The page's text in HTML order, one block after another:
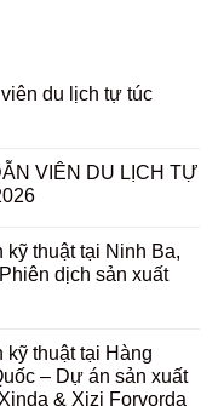
du lịch tự túc
VIÊN DU LỊCH TỰ
kỹ thuật tại Ninh Ba,
dịch sản xuất
kỹ thuật tại Hàng
– Dự án sản xuất
& Xizi Forvorda